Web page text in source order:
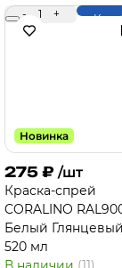
- 1 +
Новинка
275 ₽ /шт
Краска-спрей
CORALINO
Белый
520 мл